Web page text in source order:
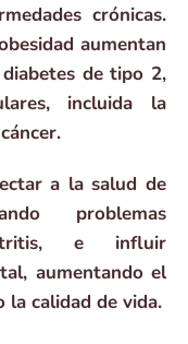
crónicas.
aumentan
de tipo 2,
incluida la
a la salud de
problemas
e influir
aumentando el
la calidad de vida.